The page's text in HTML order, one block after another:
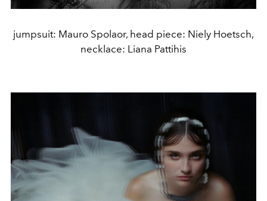
jumpsuit: Mauro Spolaor, head piece: Niely Hoetsch,
necklace: Liana Pattihis